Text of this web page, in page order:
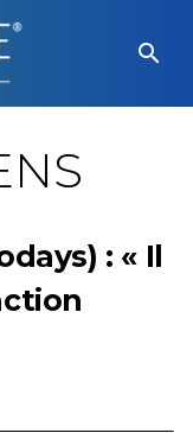
search
: « Il